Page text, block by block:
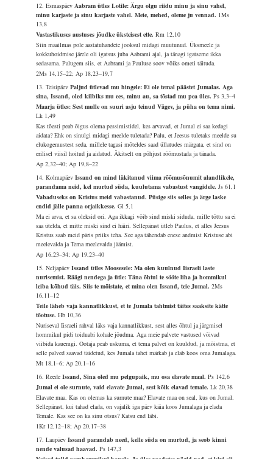
12. EsmaspäevAabram ütles Lotile: Ärgu olgu riidu minu ja sinu vahel,
minu karjaste ja sinu karjaste vahel. Meie, mehed, oleme ju vennad. 1Ms
13,8
Vastastikuses austuses jõudke üksteisest ette.Rm 12,10
Siin maailmas pole aastatuhandete jooksul midagi muutunud. Üksmeele ja
kokkuhoidmise järele oli igatsus juba Aabrami ajal, ja tänagi igatseme ikka
sedasama. Palugem siis, et Aabrami ja Pauluse soov võiks ometi täituda.
2Ms 14,15–22; Ap 18,23–19,7
13. TeisipäevPaljud ütlevad mu hingele: Ei ole temal päästet Jumalas. Aga
sina, Issand, oled kilbiks mu ees, minu au, sa tõstad mu pea üles.Ps 3,3–4
Maarja ütles: Sest mulle on suuri asju teinud Vägev, ja püha on tema nimi.
Lk 1,49
Kas tõesti peab õigus olema pessimistidel, kes arvavad, et Jumal ei saa kedagi
aidata? Ehk on sinulgi midagi meelde tuletada? Palu, et Jeesus tuletaks meelde su
elukogemustest seda, millele tagasi mõteldes saad üllatudes märgata, et sind on
erilisel viisil hoitud ja aidatud. Äkitselt on põhjust rõõmustada ja tänada.
Ap 2,32–40; Ap 19,8–22
14. KolmapäevIssand on mind läkitanud viima rõõmusõnumit alandlikele,
parandama neid, kel murtud süda, kuulutama vabastust vangidele.Js 61,1
Vabaduseks on Kristus meid vabastanud. Püsige siis selles ja ärge laske
endid jälle panna orjaikkesse.Gl 5,1
Ma ei arva, et sa oleksid ori. Aga ikkagi võib sind miski siduda, mille tõttu sa ei
saa ütelda, et mitte miski sind ei häiri. Sellepärast ütleb Paulus, et alles Jeesus
Kristus saab meid päris priiks teha. See aga tähendab enese andmist Kristuse abi
meelevalda ja Tema meelevalda jäämist.
Ap 16,23–34; Ap 19,23–40
15. NeljapäevIssand ütles Moosesele: Ma olen kuulnud Iisraeli laste
nurisemist. Räägi nendega ja ütle: Täna õhtul te sööte liha ja hommikul
leiba kõhud täis. Siis te mõistate, et mina olen Issand, teie Jumal.2Ms
16,11–12
Teile läheb vaja kannatlikkust, et te Jumala tahtmist täites saaksite kätte
tõotuse.Hb 10,36
Nuriseval Iisraeli rahval läks vaja kannatlikkust, sest alles õhtul ja järgmisel
hommikul pidi toiduabi kohale jõudma. Aga meie palvete vastused võivad
viibida kauemgi. Ootaja peab uskuma, et tema palvet on kuuldud, ja mõistma, et
selle palved saavad täidetud, kes Jumala tahet märkab ja elab koos oma Jumalaga.
Mt 18,1–6; Ap 20,1–16
16. ReedeIssand, Sina oled mu pelgupaik, mu osa elavate maal.Ps 142,6
Jumal ei ole surnute, vaid elavate Jumal, sest kõik elavad temale.Lk 20,38
Elavate maa. Kas on olemas ka surnute maa? Elavate maa on seal, kus on Jumal.
Sellepärast, kui tahad elada, on vajalik iga päev käia koos Jumalaga ja elada
Temale. Kas see on ka sinu otsus? Katsu end läbi.
1Kr 12,12–18; Ap 20,17–38
17. LaupäevIssand parandab need, kelle süda on murtud, ja seob kinni
nende valusad haavad.Ps 147,3